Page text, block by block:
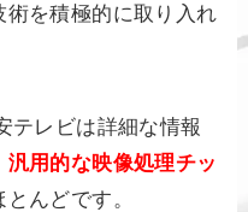
術を積極的に取り入れ
テレビは詳細な情報
汎用的な映像処理チッ
んどです。